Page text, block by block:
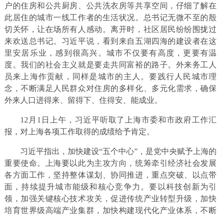
户的住房和公共厨房、公共洗衣房等共享空间，仔细了解在
此居住的城市一线工作者的生活状况。总书记无微不至的殷
切关怀，让在场所有人感动。离开时，社区居民纷纷围拢过
来欢送总书记。习近平说，看到来自五湖四海的建设者在这
里安居乐业，感到很高兴。城市不仅要有高度，更要有温
度。我们的社会主义就是要走共同富裕的路子。外来务工人
员来上海作贡献，同样是城市的主人。要践行人民城市理
念，不断满足人民群众对住房的多样化、多元化需求，确保
外来人口进得来、留得下、住得安、能成业。
12月1日上午，习近平听取了上海市委和市政府工作汇
报，对上海各项工作取得的成绩给予肯定。
习近平指出，加快建设“五个中心”，是党中央赋予上海的
重要使命。上海要以此为主攻方向，统筹牵引经济社会发展
各方面工作，坚持整体谋划、协同推进，重点突破、以点带
面，持续提升城市能级和核心竞争力。要以科技创新为引
领，加强关键核心技术攻关，促进传统产业转型升级，加快
培育世界级高端产业集群，加快构建现代化产业体系，不断